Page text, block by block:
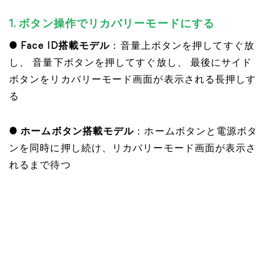
1. ボタン操作でリカバリーモードにする
● Face ID搭載モデル ：音量上ボタンを押してすぐ放
し、 音量下ボタンを押してすぐ放し、 最後にサイド
ボタンをリカバリーモード画面が表示される長押しす
る
● ホームボタン搭載モデル ：ホームボタンと電源ボタ
ンを同時に押し続け、リカバリーモード画面が表示さ
れるまで待つ